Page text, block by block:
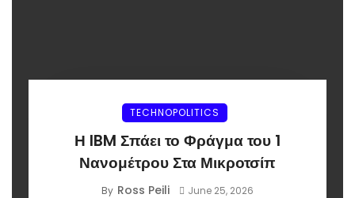
TECHNOPOLITICS
Η IBM Σπάει το Φράγμα του 1
Νανομέτρου Στα Μικροτσίπ
By Ross Peili June 25, 2026